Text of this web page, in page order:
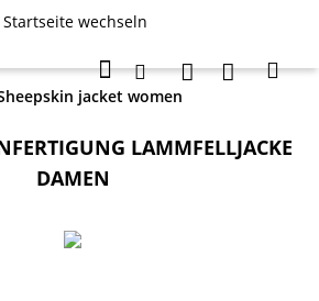
jacket women
LAMMFELLJACKE D
AMEN